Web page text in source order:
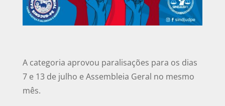
A categoria aprovou paralisações para os dias
7 e 13 de julho e Assembleia Geral no mesmo
mês.